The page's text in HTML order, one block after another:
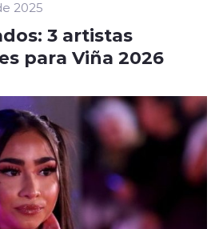
2025
3 artistas
para Viña 2026